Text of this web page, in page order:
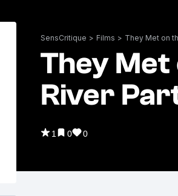
SensCritique > Films > They Met on
They Met
River
1 0 0